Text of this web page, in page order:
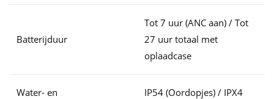
Batterijduur
Tot 7 uur (ANC aan) / Tot
27 uur totaal met
oplaadcase
Water- en
IP54 (Oordopjes) / IPX4